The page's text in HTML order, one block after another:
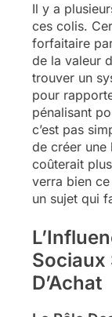
Il y a
ces colis.
forfaitaire
de la valeur
trouver un
pour
pénalisant
c’est pas
de créer une
coûterait
verra bien
un sujet qui
Sociaux
D’Achat